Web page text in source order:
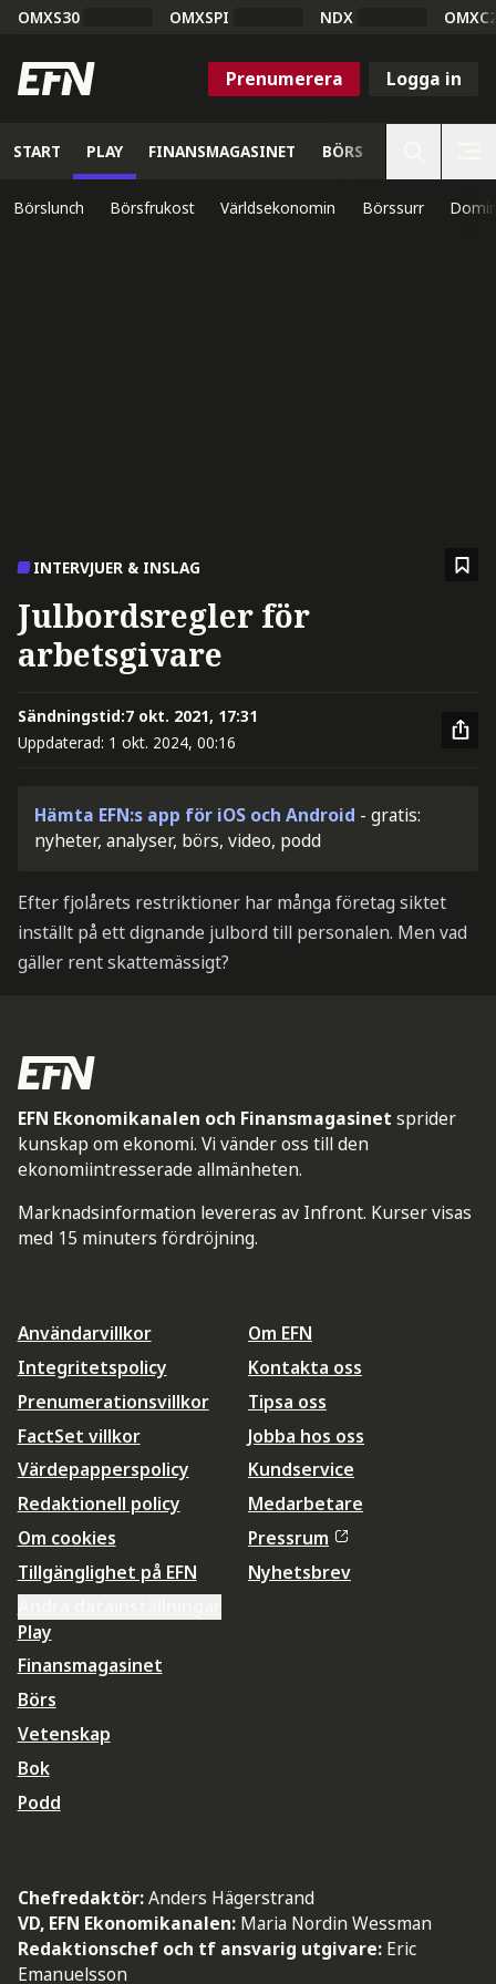
OMXS30 OMXSPI NDX
Prenumerera Logga in
START PLAY FINANSMAGASINET BÖRS
Börslunch Börsfrukost Världsekonomin Börssurr
INTERVJUER & INSLAG
Julbordsregler för
arbetsgivare
Sändningstid:7 okt. 2021, 17:31
Uppdaterad: 1 okt. 2024, 00:16
Hämta EFN:s app för iOS och Android - gratis:
nyheter, analyser, börs, video, podd
Efter fjolårets restriktioner har många företag siktet
inställt på ett dignande julbord till personalen. Men vad
gäller rent skattemässigt?
EFN Ekonomikanalen och Finansmagasinet sprider
kunskap om ekonomi. Vi vänder oss till den
ekonomiintresserade allmänheten.
Marknadsinformation levereras av Infront. Kurser visas
med 15 minuters fördröjning.
Användarvillkor
Integritetspolicy
Prenumerationsvillkor
FactSet villkor
Värdepapperspolicy
Redaktionell policy
Om cookies
Tillgänglighet på EFN
Om EFN
Kontakta oss
Tipsa oss
Jobba hos oss
Kundservice
Medarbetare
Pressrum
Nyhetsbrev
Play
Finansmagasinet
Börs
Vetenskap
Bok
Podd
Chefredaktör:Anders Hägerstrand
VD, EFN Ekonomikanalen: Maria Nordin Wessman
Redaktionschef och tf ansvarig utgivare: Eric
Emanuelsson